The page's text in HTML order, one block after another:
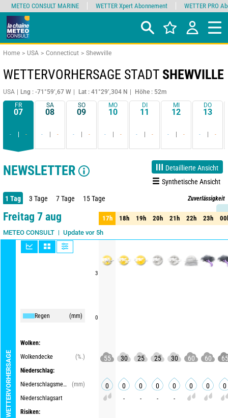
Home USA Connecticut Shewville
WETTERVORHERSAGE STADT SHEWVILLE
USA Lng : -71°59’,67 W Lat : 41°29’,304 N
Höhe : 52m
FR
07
- -
SA
08
- -
SO
09
- -
MO
10
- -
DI
11
- -
MI
12
- -
DO
13
- -
NEWSLETTER
Detaillierte Ansicht
Synthetische Ansicht
1 Tag 3 Tage 7 Tage 15 Tage Zuverlässigkeit
90%
Freitag 7 aug
METEO CONSULT Update vor 5h
WETTERVORHERSAGE
Regen (mm)
Wolken:
Wolkendecke
(%.)
Niederschlag:
Niederschlagsmenge
(mm)
Niederschlagsart
Risiken:
3
0
17h 18h 19h 20h 21h 22h 23h
17h 18h 19h 20h 21h 22h 23h
55 30 25 25 30 60 60 65
0 0 0 0 0 0 0 0
- - - -
METEO CONSULT MARINE WETTER Xpert Abonnement WETTER PRO